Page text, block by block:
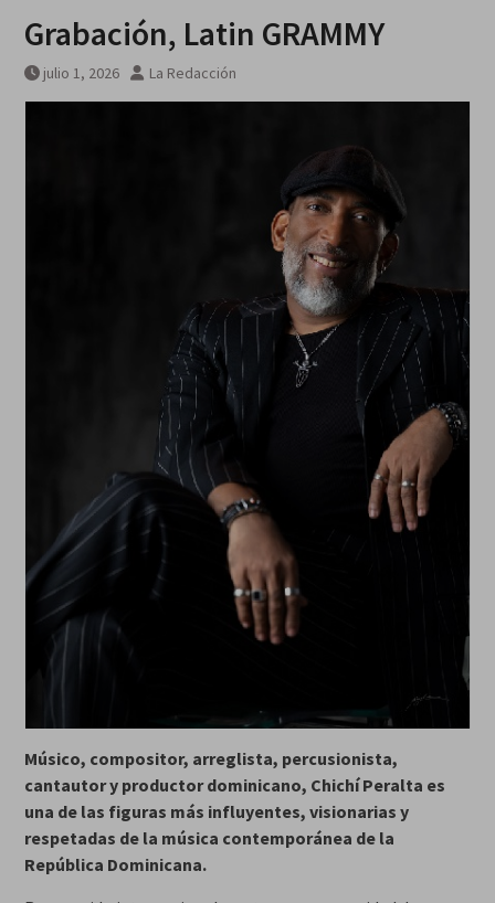
Grabación, Latin GRAMMY
julio 1, 2026 La Redacción
Músico, compositor, arreglista, percusionista,
cantautor y productor dominicano, Chichí Peralta es
una de las figuras más influyentes, visionarias y
respetadas de la música contemporánea de la
República Dominicana.